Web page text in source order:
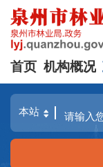
首页 机构概况